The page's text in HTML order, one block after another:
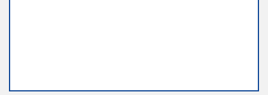
Dostępność Dostępność